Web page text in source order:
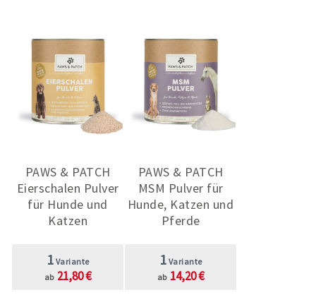
PAWS & PATCH
Eierschalen Pulver
für Hunde und
Katzen
1 Variante
ab 21,80 €
PAWS & PATCH
MSM Pulver für
Hunde, Katzen und
Pferde
1 Variante
ab 14,20 €